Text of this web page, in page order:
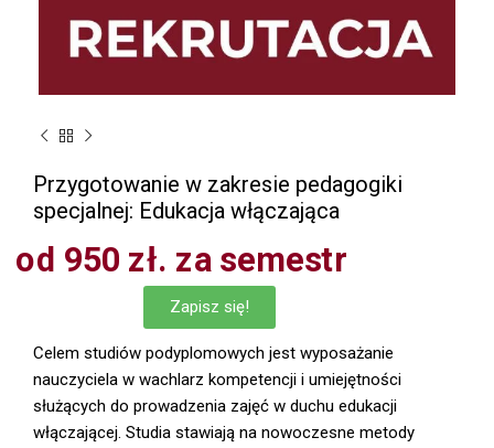
Przygotowanie w zakresie pedagogiki
specjalnej: Edukacja włączająca
od 950 zł. za semestr
Zapisz się!
Celem studiów podyplomowych jest wyposażanie
nauczyciela w wachlarz kompetencji i umiejętności
służących do prowadzenia zajęć w duchu edukacji
włączającej. Studia stawiają na nowoczesne metody